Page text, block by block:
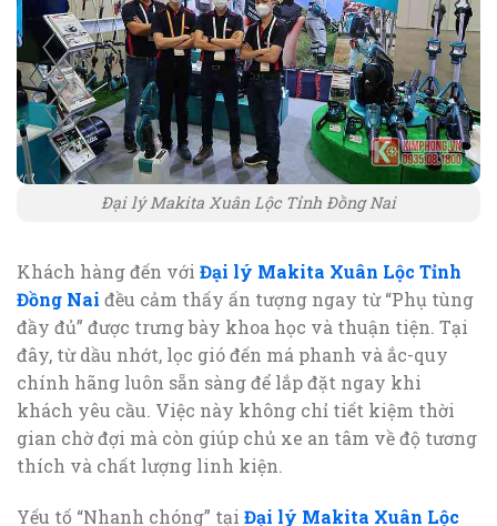
Đại lý Makita Xuân Lộc Tỉnh Đồng Nai
Khách hàng đến với Đại lý Makita Xuân Lộc Tỉnh
Đồng Nai đều cảm thấy ấn tượng ngay từ “Phụ tùng
đầy đủ” được trưng bày khoa học và thuận tiện. Tại
đây, từ dầu nhớt, lọc gió đến má phanh và ắc-quy
chính hãng luôn sẵn sàng để lắp đặt ngay khi
khách yêu cầu. Việc này không chỉ tiết kiệm thời
gian chờ đợi mà còn giúp chủ xe an tâm về độ tương
thích và chất lượng linh kiện.
Yếu tố “Nhanh chóng” tại Đại lý Makita Xuân Lộc